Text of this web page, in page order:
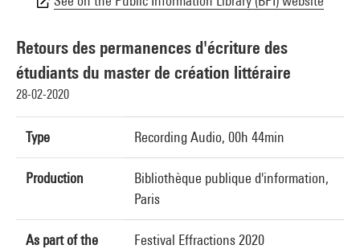
Retours des permanences d'écriture des
étudiants du master de création littéraire
28-02-2020
Type Recording Audio, 00h 44min
Production
Bibliothèque publique d'information,
Paris
As part of the
Festival Effractions 2020